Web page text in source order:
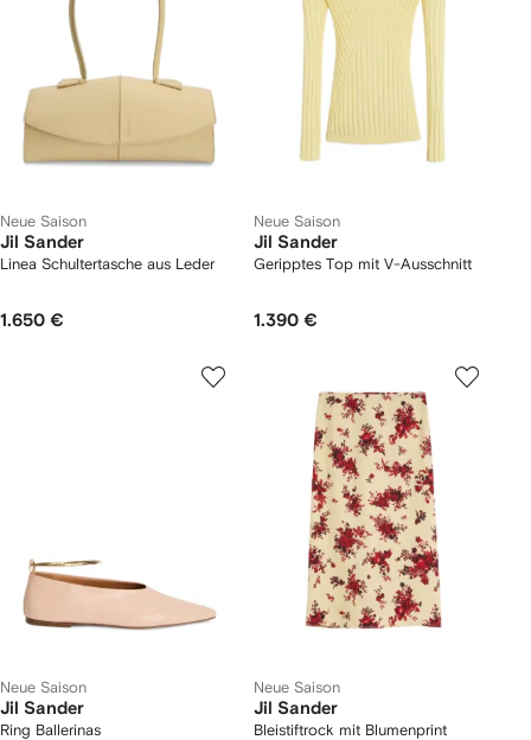
Neue Saison
Jil Sander
Linea Schultertasche aus Leder
1.650 €
Neue Saison
Jil Sander
Geripptes Top mit V-Ausschnitt
1.390 €
Neue Saison
Jil Sander
Ring Ballerinas
Neue Saison
Jil Sander
Bleistiftrock mit Blumenprint